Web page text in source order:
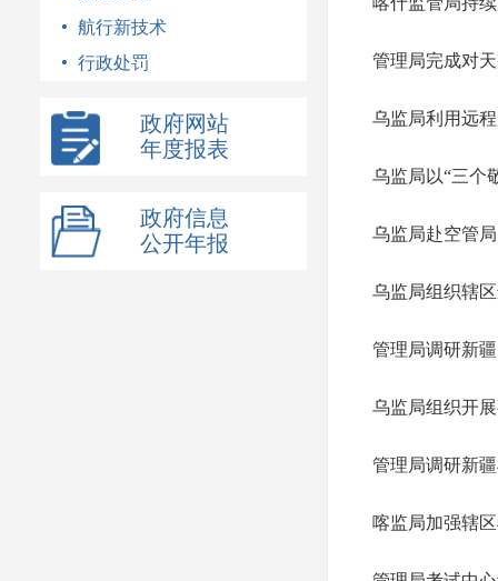
航行新技术
行政处罚
政府网站
年度报表
政府信息
公开年报
管理局完成对
乌监局利用远
乌监局以“三个
乌监局赴空管
乌监局组织辖
管理局调研新
乌监局组织开
管理局调研新
喀监局加强辖